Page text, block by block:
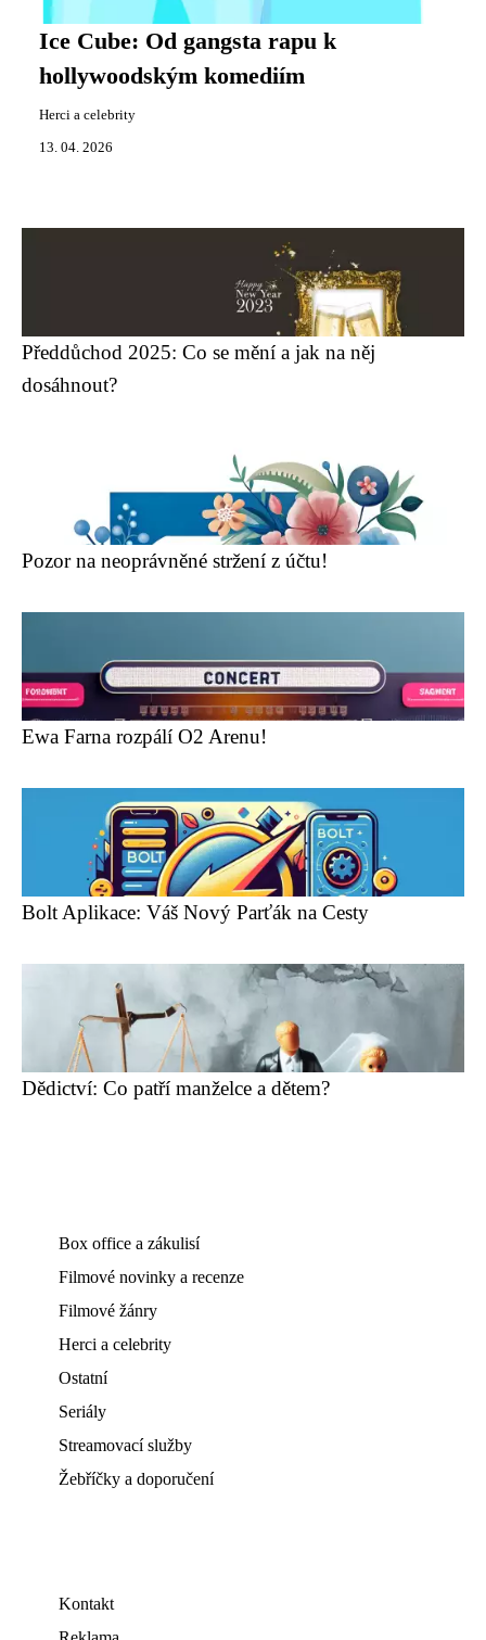
Ice Cube: Od gangsta rapu k
hollywoodským komediím
Herci a celebrity
13. 04. 2026
Předdůchod 2025: Co se mění a jak na něj
dosáhnout?
Pozor na neoprávněné stržení z účtu!
Ewa Farna rozpálí O2 Arenu!
Bolt Aplikace: Váš Nový Parťák na Cesty
Dědictví: Co patří manželce a dětem?
Box office a zákulisí
Filmové novinky a recenze
Filmové žánry
Herci a celebrity
Ostatní
Seriály
Streamovací služby
Žebříčky a doporučení
Kontakt